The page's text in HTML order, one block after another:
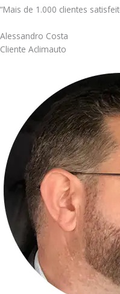
“Mais de 1.000 clientes
Alessandro Costa
Cliente Aclimauto